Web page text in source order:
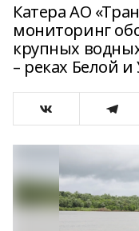
Катера АО
мониторинг
крупных
– реках Белой и